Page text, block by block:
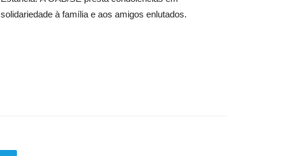
solidariedade à família e aos amigos enlutados.